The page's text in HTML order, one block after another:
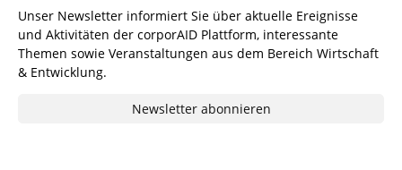
Unser Newsletter informiert Sie über aktuelle Ereignisse
und Aktivitäten der corporAID Plattform, interessante
Themen sowie Veranstaltungen aus dem Bereich Wirtschaft
& Entwicklung.
Newsletter abonnieren